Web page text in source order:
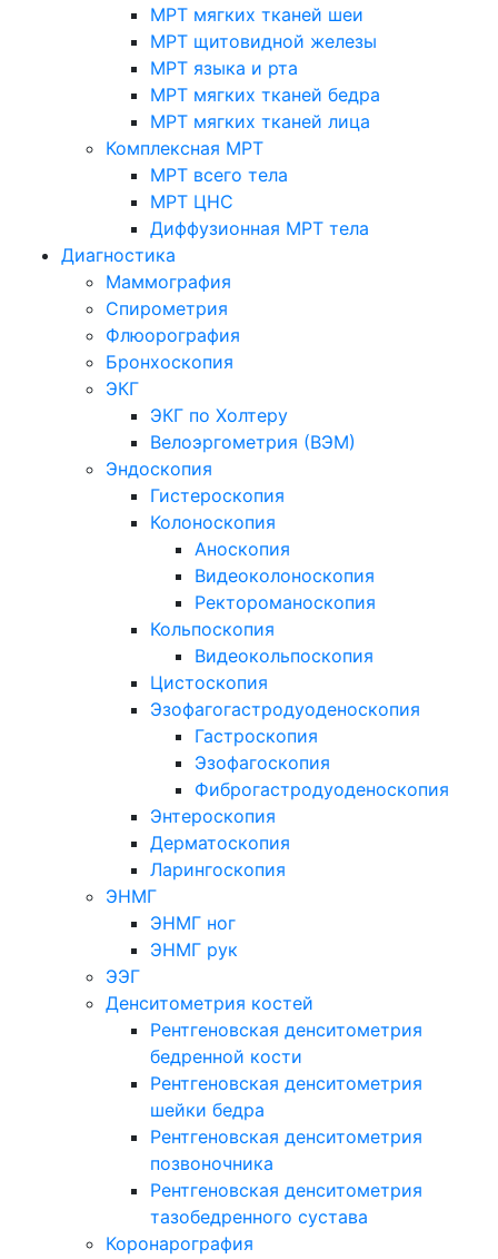
МРТ мягких тканей шеи
МРТ щитовидной железы
МРТ языка и рта
МРТ мягких тканей бедра
МРТ мягких тканей лица
Комплексная МРТ
МРТ всего тела
МРТ ЦНС
Диффузионная МРТ тела
Диагностика
Маммография
Спирометрия
Флюорография
Бронхоскопия
ЭКГ
ЭКГ по Холтеру
Велоэргометрия (ВЭМ)
Эндоскопия
Гистероскопия
Колоноскопия
Аноскопия
Видеоколоноскопия
Ректороманоскопия
Кольпоскопия
Видеокольпоскопия
Цистоскопия
Эзофагогастродуоденоскопия
Гастроскопия
Эзофагоскопия
Фиброгастродуоденоскопия
Энтероскопия
Дерматоскопия
Ларингоскопия
ЭНМГ
ЭНМГ ног
ЭНМГ рук
ЭЭГ
Денситометрия костей
Рентгеновская денситометрия
бедренной кости
Рентгеновская денситометрия
шейки бедра
Рентгеновская денситометрия
позвоночника
Рентгеновская денситометрия
тазобедренного сустава
Коронарография